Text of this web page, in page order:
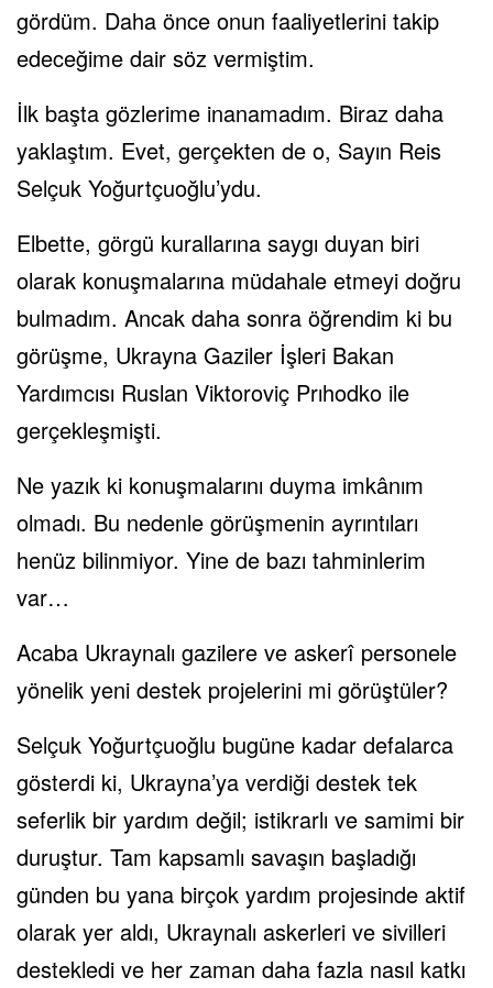
gördüm. Daha önce onun faaliyetlerini takip
edeceğime dair söz vermiştim.
İlk başta gözlerime inanamadım. Biraz daha
yaklaştım. Evet, gerçekten de o, Sayın Reis
Selçuk Yoğurtçuoğlu’ydu.
Elbette, görgü kurallarına saygı duyan biri
olarak konuşmalarına müdahale etmeyi doğru
bulmadım. Ancak daha sonra öğrendim ki bu
görüşme, Ukrayna Gaziler İşleri Bakan
Yardımcısı Ruslan Viktoroviç Prıhodko ile
gerçekleşmişti.
Ne yazık ki konuşmalarını duyma imkânım
olmadı. Bu nedenle görüşmenin ayrıntıları
henüz bilinmiyor. Yine de bazı tahminlerim
var…
Acaba Ukraynalı gazilere ve askerî personele
yönelik yeni destek projelerini mi görüştüler?
Selçuk Yoğurtçuoğlu bugüne kadar defalarca
gösterdi ki, Ukrayna’ya verdiği destek tek
seferlik bir yardım değil; istikrarlı ve samimi bir
duruştur. Tam kapsamlı savaşın başladığı
günden bu yana birçok yardım projesinde aktif
olarak yer aldı, Ukraynalı askerleri ve sivilleri
destekledi ve her zaman daha fazla nasıl katkı